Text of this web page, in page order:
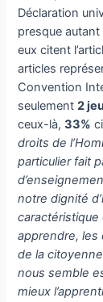
Déclaration
presque
eux citent
articles
Convention
seulement2
ceux-là,33%
droits de
particulier fait
notre dignité
apprendre, les
de la
nous semble
mieux